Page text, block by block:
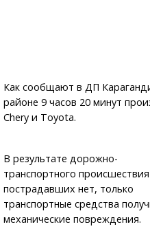
Как сообщают в ДП
районе 9 часов 20 минут
Chery и Toyota.
В результате дорожно-
транспортного происшествия
пострадавших нет, только
транспортные средства
механические повреждения.